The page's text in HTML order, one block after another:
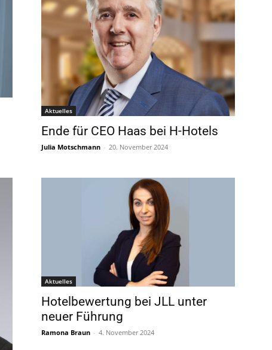
Aktuelles
Ende für CEO Haas bei H-Hotels
Julia Motschmann - 20. November 2024
Aktuelles
Hotelbewertung bei JLL unter
neuer Führung
Ramona Braun - 4. November 2024